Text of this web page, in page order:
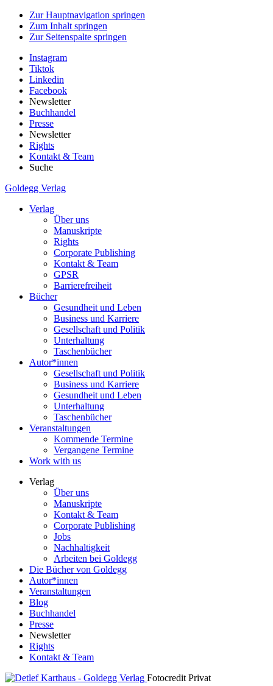
Zur Hauptnavigation springen
Zum Inhalt springen
Zur Seitenspalte springen
Instagram
Tiktok
Linkedin
Facebook
Newsletter
Buchhandel
Presse
Newsletter
Rights
Kontakt & Team
Suche
Goldegg Verlag
Verlag
Über uns
Manuskripte
Rights
Corporate Publishing
Kontakt & Team
GPSR
Barrierefreiheit
Bücher
Gesundheit und Leben
Business und Karriere
Gesellschaft und Politik
Unterhaltung
Taschenbücher
Autor*innen
Gesellschaft und Politik
Business und Karriere
Gesundheit und Leben
Unterhaltung
Taschenbücher
Veranstaltungen
Kommende Termine
Vergangene Termine
Work with us
Verlag
Über uns
Manuskripte
Kontakt & Team
Corporate Publishing
Jobs
Nachhaltigkeit
Arbeiten bei Goldegg
Die Bücher von Goldegg
Autor*innen
Veranstaltungen
Blog
Buchhandel
Presse
Newsletter
Rights
Kontakt & Team
Fotocredit Privat